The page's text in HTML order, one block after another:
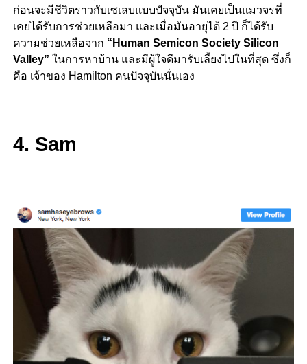
ก่อนจะมีชีวิตราวกับเซเลบแบบปัจจุบัน มันเคยเป็นแมวจรที่
เคยได้รับการช่วยเหลือมา และเมื่อมันอายุได้ 2 ปี ก็ได้รับ
ความช่วยเหลือจาก “Human Semicon Society Silicon
Valley” ในการหาบ้าน และมีผู้ใจดีมารับเลี้ยงไปในที่สุด ซึ่งก็
คือ เจ้าของ Hamilton คนปัจจุบันนั่นเอง
4. Sam